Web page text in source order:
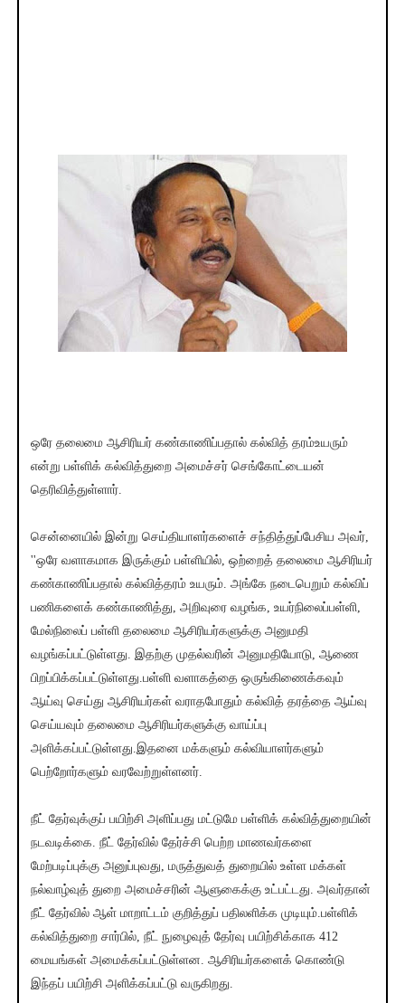
ஒரே தலைமை ஆசிரியர் கண்காணிப்பதால் கல்வித் தரம்உயரும்
என்று பள்ளிக் கல்வித்துறை அமைச்சர் செங்கோட்டையன்
தெரிவித்துள்ளார்.
சென்னையில் இன்று செய்தியாளர்களைச் சந்தித்துப்பேசிய அவர்,
''ஒரே வளாகமாக இருக்கும் பள்ளியில், ஒற்றைத் தலைமை ஆசிரியர்
கண்காணிப்பதால் கல்வித்தரம் உயரும். அங்கே நடைபெறும் கல்விப்
பணிகளைக் கண்காணித்து, அறிவுரை வழங்க, உயர்நிலைப்பள்ளி,
மேல்நிலைப் பள்ளி தலைமை ஆசிரியர்களுக்கு அனுமதி
வழங்கப்பட்டுள்ளது. இதற்கு முதல்வரின் அனுமதியோடு, ஆணை
பிறப்பிக்கப்பட்டுள்ளது.பள்ளி வளாகத்தை ஒருங்கிணைக்கவும்
ஆய்வு செய்து ஆசிரியர்கள் வராதபோதும் கல்வித் தரத்தை ஆய்வு
செய்யவும் தலைமை ஆசிரியர்களுக்கு வாய்ப்பு
அளிக்கப்பட்டுள்ளது.இதனை மக்களும் கல்வியாளர்களும்
பெற்றோர்களும் வரவேற்றுள்ளனர்.
நீட் தேர்வுக்குப் பயிற்சி அளிப்பது மட்டுமே பள்ளிக் கல்வித்துறையின்
நடவடிக்கை. நீட் தேர்வில் தேர்ச்சி பெற்ற மாணவர்களை
மேற்படிப்புக்கு அனுப்புவது, மருத்துவத் துறையில் உள்ள மக்கள்
நல்வாழ்வுத் துறை அமைச்சரின் ஆளுகைக்கு உட்பட்டது. அவர்தான்
நீட் தேர்வில் ஆள் மாறாட்டம் குறித்துப் பதிலளிக்க முடியும்.பள்ளிக்
கல்வித்துறை சார்பில், நீட் நுழைவுத் தேர்வு பயிற்சிக்காக 412
மையங்கள் அமைக்கப்பட்டுள்ளன. ஆசிரியர்களைக் கொண்டு
இந்தப் பயிற்சி அளிக்கப்பட்டு வருகிறது.